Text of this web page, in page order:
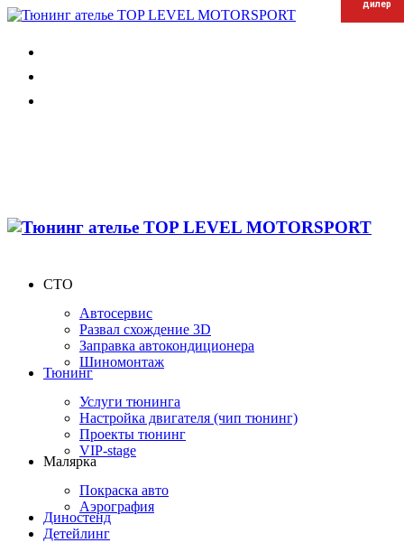
СТО
Автосервис
Развал схождение 3D
Заправка автокондиционера
Шиномонтаж
Тюнинг
Услуги тюнинга
Настройка двигателя (чип тюнинг)
Проекты тюнинг
VIP-stage
Малярка
Покраска авто
Аэрография
Диностенд
Детейлинг
дилер
дилер
дилер